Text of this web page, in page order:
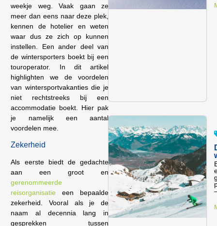
weekje weg. Vaak gaan ze
meer dan eens naar deze plek,
kennen de hotelier en weten
waar dus ze zich op kunnen
instellen. Een ander deel van
de wintersporters boekt bij een
touroperator. In dit artikel
highlighten we de voordelen
van wintersportvakanties die je
niet rechtstreeks bij een
accommodatie boekt. Hier pak
je namelijk een aantal
voordelen mee.
Zekerheid
Als eerste biedt de gedachte
aan een groot en
gerenommeerde
reisorganisatie een bepaalde
zekerheid. Vooral als je de
naam al decennia lang in
gesprekken tussen